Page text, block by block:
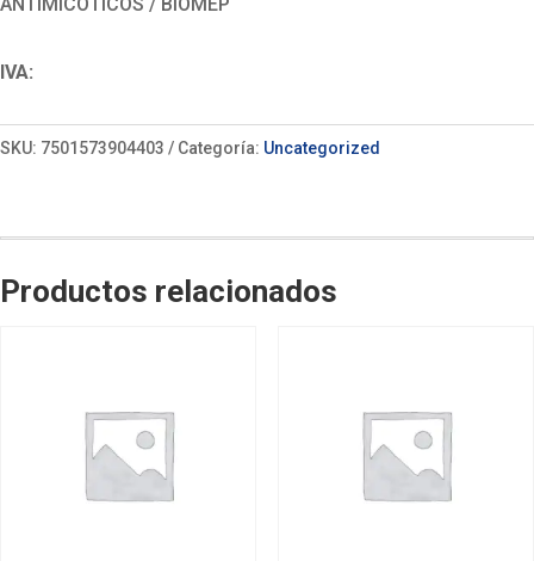
IVA:
SKU: 7501573904403 Categoría: Uncategorized
Productos relacionados